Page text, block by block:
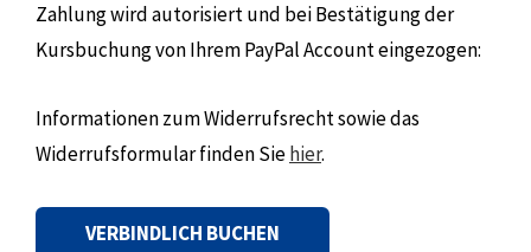
Zahlung wird autorisiert und bei Bestätigung der
Kursbuchung von Ihrem PayPal Account eingezogen:
Informationen zum Widerrufsrecht sowie das
Widerrufsformular finden Siehier.